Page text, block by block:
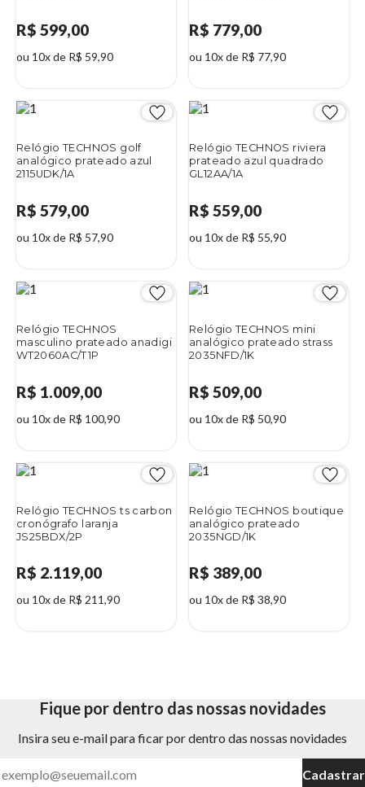
R$ 599,00
ou 10x de R$ 59,90
R$ 779,00
ou 10x de R$ 77,90
Relógio TECHNOS golf
analógico prateado azul
2115UDK/1A
R$ 579,00
ou 10x de R$ 57,90
Relógio TECHNOS riviera
prateado azul quadrado
GL12AA/1A
R$ 559,00
ou 10x de R$ 55,90
Relógio TECHNOS
masculino prateado anadigi
WT2060AC/T1P
R$ 1.009,00
ou 10x de R$ 100,90
Relógio TECHNOS mini
analógico prateado strass
2035NFD/1K
R$ 509,00
ou 10x de R$ 50,90
Relógio TECHNOS ts carbon
cronógrafo laranja
JS25BDX/2P
R$ 2.119,00
ou 10x de R$ 211,90
Relógio TECHNOS boutique
analógico prateado
2035NGD/1K
R$ 389,00
ou 10x de R$ 38,90
Fique por dentro das nossas novidades
Insira seu e-mail para ficar por dentro das nossas novidades
Cadastrar